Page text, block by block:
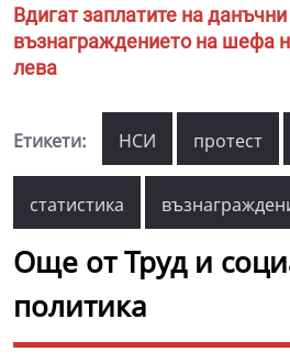
Вдигат заплатите на
възнаграждението на шефа
лева
Етикети: НСИ протест
статистика
Още от Труд и
политика